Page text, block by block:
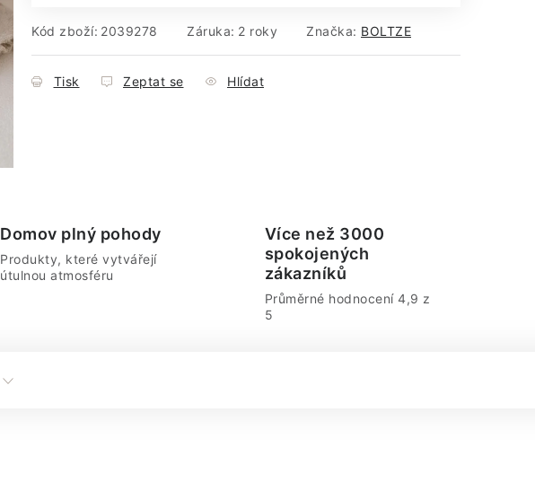
Kód zboží: 2039278 Záruka: 2 roky Značka: BOLTZE
Tisk Zeptat se Hlídat
Domov plný pohody
Produkty, které vytvářejí
útulnou atmosféru
Více než 3000
spokojených
zákazníků
Průměrné hodnocení 4,9 z
5